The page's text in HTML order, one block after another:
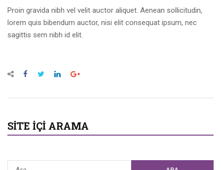
SITE İÇI ARAMA
Proin gravida nibh vel velit auctor aliquet. Aenean sollicitudin,
lorem quis bibendum auctor, nisi elit consequat ipsum, nec
sagittis sem nibh id elit.